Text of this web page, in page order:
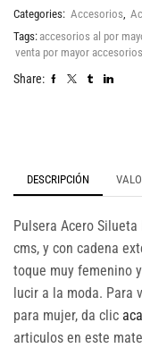
Categories: Accesorios,
Tags: accesorios al por
venta por mayor accesorios
Share:
DESCRIPCIÓN
Pulsera Acero
cms, y con cadena
toque muy femenino
lucir a la moda. Para
para mujer, da clic aca
articulos en este